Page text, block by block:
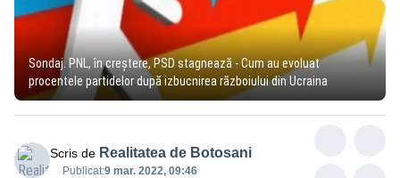
Sondaj. PNL, în creștere, PSD stagnează - Cum au evoluat
procentele partidelor după izbucnirea războiului din Ucraina
Scris de Realitatea de Botosani
Publicat:9 mar. 2022, 09:46